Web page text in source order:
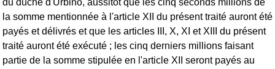
la somme mentionnée à l'article XII du présent traité auront été
payés et délivrés et que les articles III, X, XI et XIII du présent
traité auront été exécuté ; les cinq derniers millions faisant
partie de la somme stipulée en l'article XII seront payés au